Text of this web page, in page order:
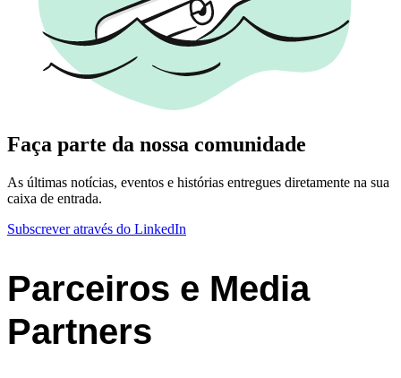
Faça parte da nossa comunidade
As últimas notícias, eventos e histórias entregues diretamente na sua
caixa de entrada.
Subscrever através do LinkedIn
Parceiros e Media
Partners